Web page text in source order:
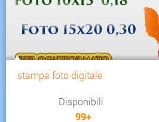
avanzata della scogliera e
solo un barbacane.
In seguito venne
parapetti per la difesa
mare e che nei progetti
Al Grunenbergh spetter�,
stampa foto digitale
Disponibili
99+